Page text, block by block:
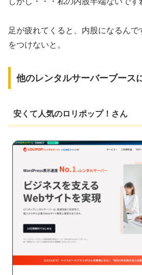
足が疲れてくると、内股になるん
をつけないと。
他のレンタルサーバーブース
安くて人気のロリポップ！さん